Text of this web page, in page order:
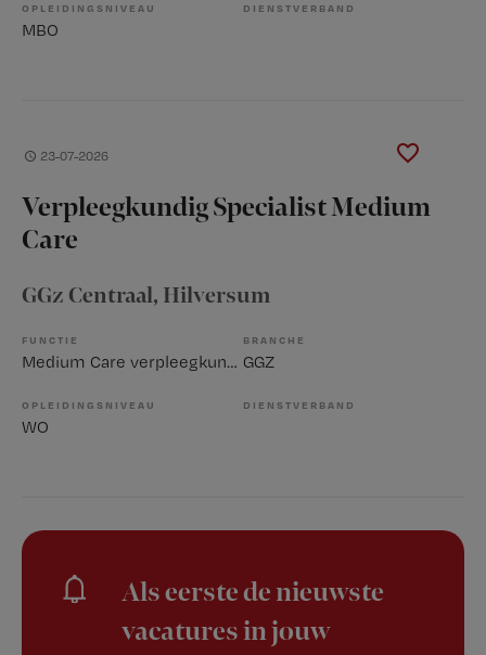
OPLEIDINGSNIVEAU
MBO
DIENSTVERBAND
23-07-2026
Verpleegkundig Specialist Medium
Care
GGz Centraal, Hilversum
FUNCTIE
Medium Care verpleegkundige
BRANCHE
GGZ
OPLEIDINGSNIVEAU
WO
DIENSTVERBAND
Als eerste de nieuwste
vacatures in jouw